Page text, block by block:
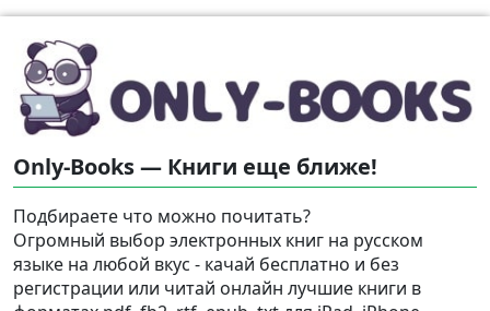
Only-Books — Книги еще ближе!
Подбираете что можно почитать?
Огромный выбор электронных книг на русском
языке на любой вкус - качай бесплатно и без
регистрации или читай онлайн лучшие книги в